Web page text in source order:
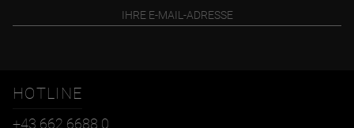
HOTLINE
+43 662 6688 0